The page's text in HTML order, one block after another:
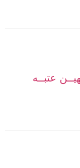
عتبــه